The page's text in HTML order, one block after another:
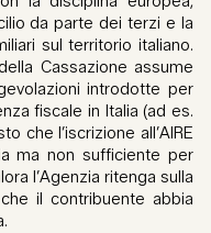
da parte dei terzi e la
sul territorio italiano.
Cassazione assume
introdotte per
fiscale in Italia (ad es.
che l’iscrizione all’AIRE
ma non sufficiente per
l’Agenzia ritenga sulla
il contribuente abbia